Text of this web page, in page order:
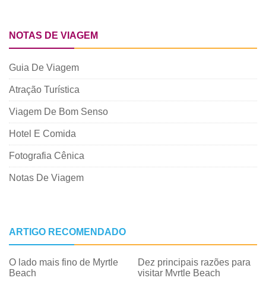
NOTAS DE VIAGEM
Guia De Viagem
Atração Turística
Viagem De Bom Senso
Hotel E Comida
Fotografia Cênica
Notas De Viagem
ARTIGO RECOMENDADO
O lado mais fino de Myrtle
Beach
Dez principais razões para
visitar Myrtle Beach